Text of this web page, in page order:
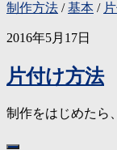
制作方法 /基本 /
2016年5月17日
片付け方法
制作をはじめたら